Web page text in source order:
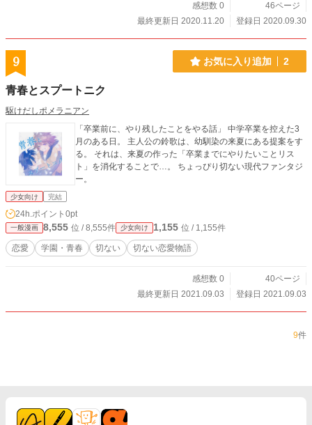
感想数 0
46ページ
最終更新日 2020.11.20
登録日 2020.09.30
9 お気に入り追加 2
青春とスプートニク
駆けだしポメラニアン
「卒業前に、やり残したことをやる話」 中学卒業を控えた3
月のある日。 主人公の鈴歌は、幼馴染の来夏にある提案をす
る。 それは、来夏の作った「卒業までにやりたいことリス
ト」を消化することで…。 ちょっぴり切ない現代ファンタジ
ー。
少女向け 完結
24h.ポイント 0pt
一般漫画 8,555 位 / 8,555件 少女向け 1,155 位 / 1,155件
恋愛 学園・青春 切ない 切ない恋愛物語
感想数 0
40ページ
最終更新日 2021.09.03
登録日 2021.09.03
9件